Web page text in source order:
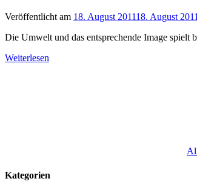
Veröffentlicht am 18. August 201118. August 2011
Die Umwelt und das entsprechende Image
Weiterlesen
Kategorien